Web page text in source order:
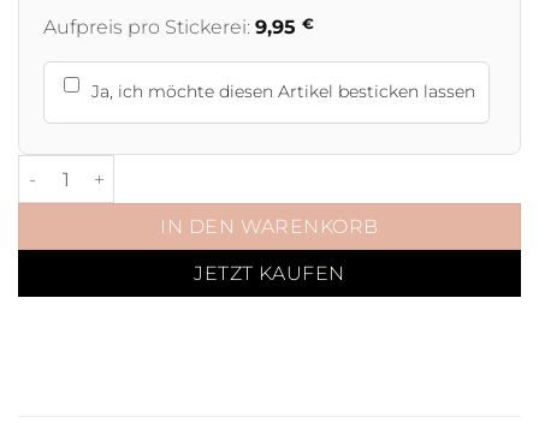
Aufpreis pro Stickerei: 9,95 €
Ja, ich möchte diesen Artikel besticken lassen
Halfter Velvet Jeansblau mit Rosegold, Silber oder Gold
IN DEN WARENKORB
JETZT KAUFEN